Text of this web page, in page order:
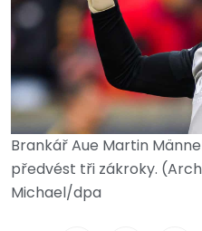
Brankář Aue Martin
předvést tři zákroky.
Michael/dpa